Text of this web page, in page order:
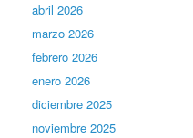
abril 2026
marzo 2026
febrero 2026
enero 2026
diciembre 2025
noviembre 2025